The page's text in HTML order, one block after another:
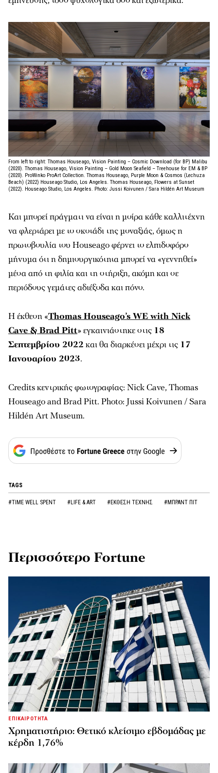
From left to right: Thomas Houseago, Vision Painting – Cosmic Download (for BP) Malibu
(2020). Thomas Houseago, Vision Painting – Gold Moon Seafield – Treehouse for EM & BP
(2020). ProWinko ProArt Collection. Thomas Houseago, Purple Moon & Cosmos (Lechuza
Beach) (2022) Houseago Studio, Los Angeles. Thomas Houseago, Flowers at Sunset
(2022). Houseago Studio, Los Angeles. Photo: Jussi Koivunen / Sara Hildén Art Museum
Και μπορεί πράγματι να είναι η μοίρα κάθε καλλιτέχνη
να φλερτάρει με το σκοτάδι της μοναξιάς, όμως η
πρωτοβουλία του Houseago φέρνει το ελπιδοφόρο
μήνυμα ότι η δημιουργικότητα μπορεί να «γεννηθεί»
μέσα από τη φιλία και τη στήριξη, ακόμη και σε
περιόδους γεμάτες αδιέξοδα και πόνο.
Η έκθεση «Thomas Houseago’s WE with Nick
Cave & Brad Pitt» εγκαινιάστηκε στις 18
Σεπτεμβρίου 2022 και θα διαρκέσει μέχρι τις 17
Ιανουαρίου 2023.
Credits κεντρικής φωτογραφίας: Nick Cave, Thomas
Houseago and Brad Pitt. Photo: Jussi Koivunen / Sara
Hildén Art Museum.
TAGS
#TIME WELL SPENT #LIFE & ART #ΕΚΘΕΣΗ ΤΕΧΝΗΣ #ΜΠΡΑΝΤ ΠΙΤ
Περισσότερο Fortune
ΕΠΙΚΑΙΡΟΤΗΤΑ
Χρηματιστήριο: Θετικό κλείσιμο εβδομάδας με
κέρδη 1,76%